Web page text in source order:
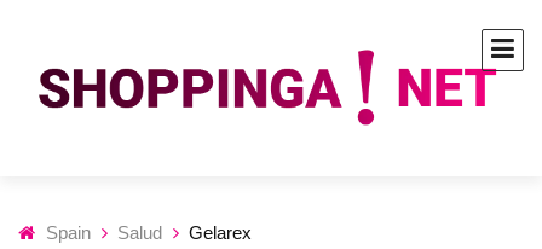
Spain Salud Gelarex